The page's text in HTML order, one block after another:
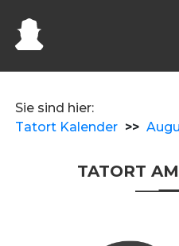
Sie sind hier:
Tatort Kalender >>
TATORT